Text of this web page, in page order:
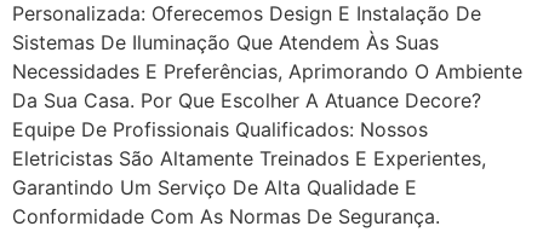
Personalizada: Oferecemos Design E Instalação De
Sistemas De Iluminação Que Atendem Às Suas
Necessidades E Preferências, Aprimorando O Ambiente
Da Sua Casa. Por Que Escolher A Atuance Decore?
Equipe De Profissionais Qualificados: Nossos
Eletricistas São Altamente Treinados E Experientes,
Garantindo Um Serviço De Alta Qualidade E
Conformidade Com As Normas De Segurança.